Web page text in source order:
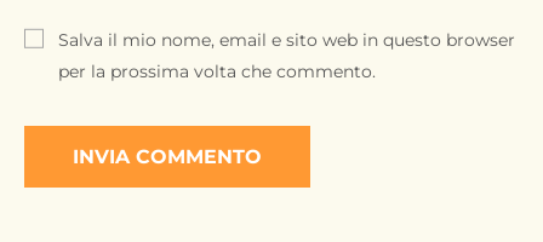
Salva il mio nome, email e sito web in questo browser
per la prossima volta che commento.